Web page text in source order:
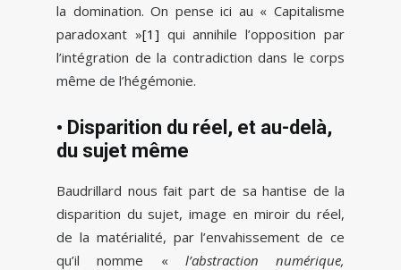
la domination. On pense ici au « Capitalisme
paradoxant »[1] qui annihile l’opposition par
l’intégration de la contradiction dans le corps
même de l’hégémonie.
• Disparition du réel, et au-delà,
du sujet même
Baudrillard nous fait part de sa hantise de la
disparition du sujet, image en miroir du réel,
de la matérialité, par l’envahissement de ce
qu’il nomme « l’abstraction numérique,